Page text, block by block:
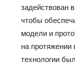
задействован
чтобы
модели и
на
технологии